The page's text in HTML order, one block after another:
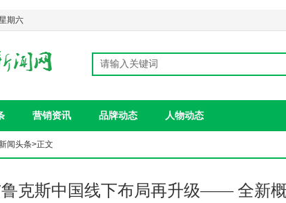
期六
营销资讯 品牌动态 人物动态
闻头条>正文
鲁克斯中国线下布局再升级—— 全新